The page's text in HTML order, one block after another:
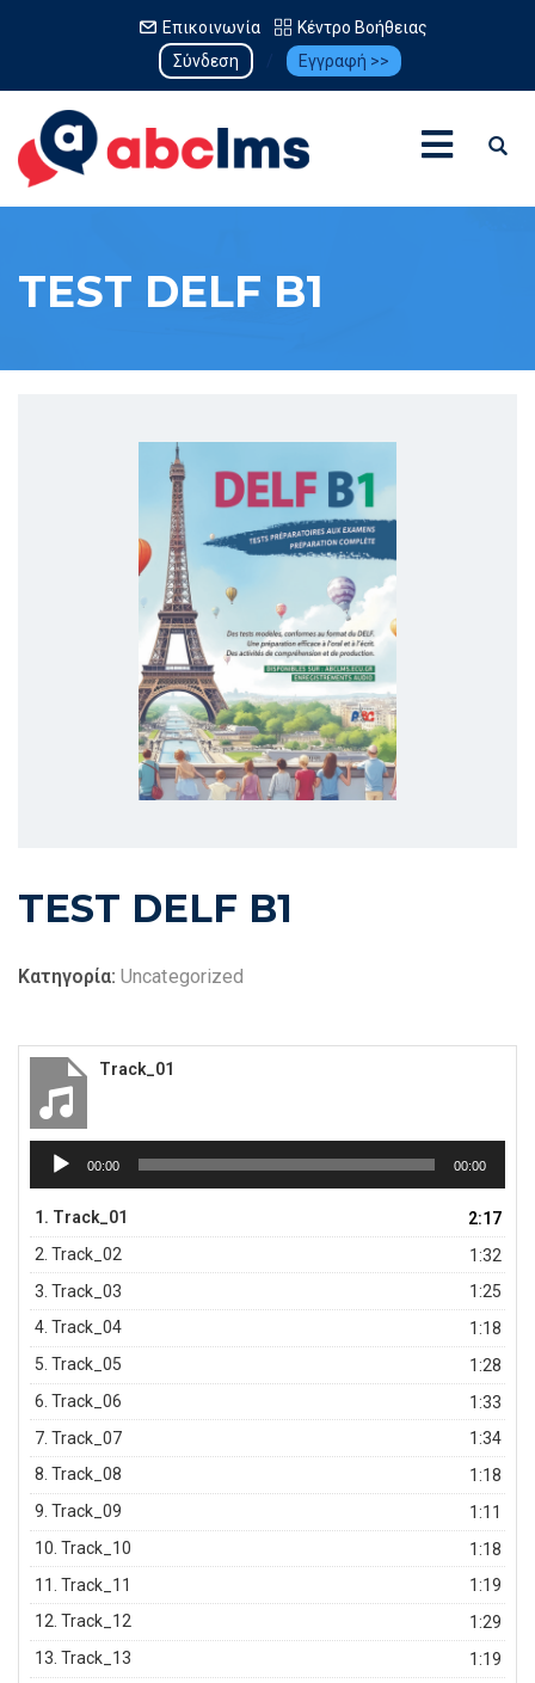
Επικοινωνία
Κέντρο Βοήθειας
Σύνδεση
Εγγραφή >>
TEST DELF B1
TEST DELF B1
Κατηγορία: Uncategorized
Track_01
Πρόγραμμα
Αναπαραγωγής
00:00 00:00
1. Track_01
2:17
2.Track_02
1:32
3.Track_03
1:25
4.Track_04
1:18
5.Track_05
1:28
6.Track_06
1:33
7.Track_07
1:34
8.Track_08
1:18
9.Track_09
1:11
10.Track_10
1:18
11.Track_11
1:19
12.Track_12
1:29
13.Track_13
1:19